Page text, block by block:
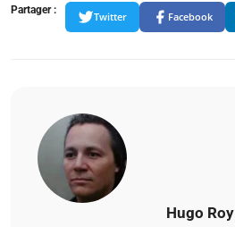
Partager :
Twitter Facebook
Hugo Roy